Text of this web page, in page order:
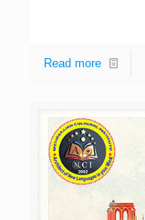
Read more